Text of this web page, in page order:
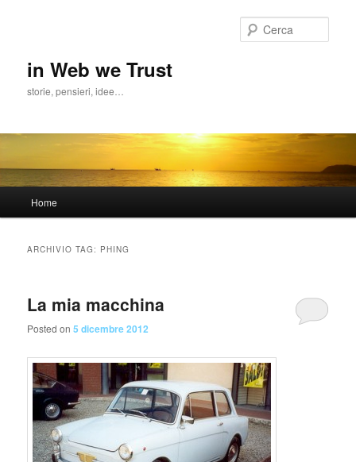
in Web we Trust
storie, pensieri, idee…
principale
Vai
principale
Vai
secondario
Home
ARCHIVIO TAG: PHING
La mia macchina
Posted on5 dicembre 2012